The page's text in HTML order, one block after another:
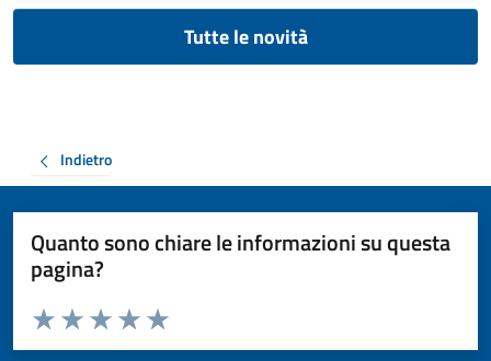
Tutte le novità
Indietro
Quanto sono chiare le informazioni su questa
pagina?
Valuta da 1 a 5 stelle la pagina
Valuta 5 stelle su 5
Valuta 4 stelle su 5
Valuta 3 stelle su 5
Valuta 2 stelle su 5
Valuta 1 stelle su 5